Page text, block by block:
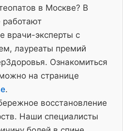
в Москве? В
работают
врачи-эксперты с
лауреаты премий
Ознакомиться
на странице
.
восстановление
Наши специалисты